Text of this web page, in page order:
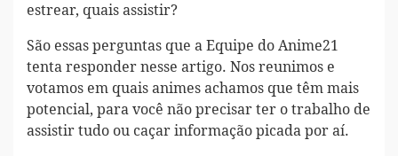
estrear, quais assistir?
São essas perguntas que a Equipe do Anime21
tenta responder nesse artigo. Nos reunimos e
votamos em quais animes achamos que têm mais
potencial, para você não precisar ter o trabalho de
assistir tudo ou caçar informação picada por aí.